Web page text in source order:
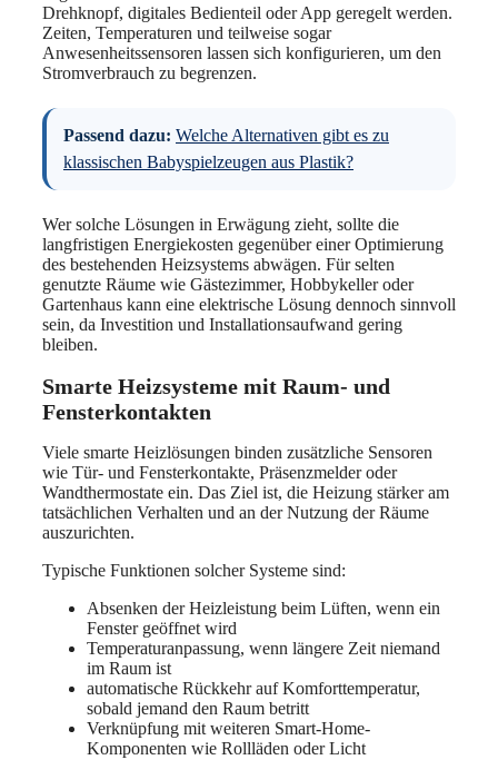
Drehknopf, digitales Bedienteil oder App geregelt werden.
Zeiten, Temperaturen und teilweise sogar
Anwesenheitssensoren lassen sich konfigurieren, um den
Stromverbrauch zu begrenzen.
Passend dazu: Welche Alternativen gibt es zu
klassischen Babyspielzeugen aus Plastik?
Wer solche Lösungen in Erwägung zieht, sollte die
langfristigen Energiekosten gegenüber einer Optimierung
des bestehenden Heizsystems abwägen. Für selten
genutzte Räume wie Gästezimmer, Hobbykeller oder
Gartenhaus kann eine elektrische Lösung dennoch sinnvoll
sein, da Investition und Installationsaufwand gering
bleiben.
Smarte Heizsysteme mit Raum- und
Fensterkontakten
Viele smarte Heizlösungen binden zusätzliche Sensoren
wie Tür- und Fensterkontakte, Präsenzmelder oder
Wandthermostate ein. Das Ziel ist, die Heizung stärker am
tatsächlichen Verhalten und an der Nutzung der Räume
auszurichten.
Typische Funktionen solcher Systeme sind:
Absenken der Heizleistung beim Lüften, wenn ein
Fenster geöffnet wird
Temperaturanpassung, wenn längere Zeit niemand
im Raum ist
automatische Rückkehr auf Komforttemperatur,
sobald jemand den Raum betritt
Verknüpfung mit weiteren Smart-Home-
Komponenten wie Rollläden oder Licht